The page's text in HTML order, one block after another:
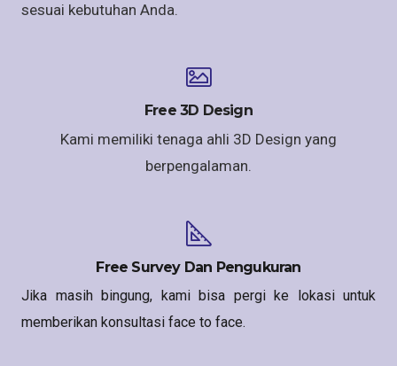
sesuai kebutuhan Anda.
Free 3D Design
Kami memiliki tenaga ahli 3D Design yang
berpengalaman.
Free Survey Dan Pengukuran
Jika masih bingung, kami bisa pergi ke lokasi untuk
memberikan konsultasi face to face.